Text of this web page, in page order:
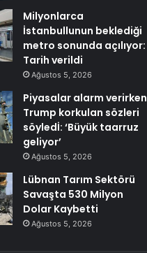
Milyonlarca
İstanbullunun beklediği
metro sonunda açılıyor:
Tarih verildi
Ağustos 5, 2026
Piyasalar alarm verirken
Trump korkulan sözleri
söyledİ: ‘Büyük taarruz
geliyor’
Ağustos 5, 2026
Lübnan Tarım Sektörü
Savaşta 530 Milyon
Dolar Kaybetti
Ağustos 5, 2026